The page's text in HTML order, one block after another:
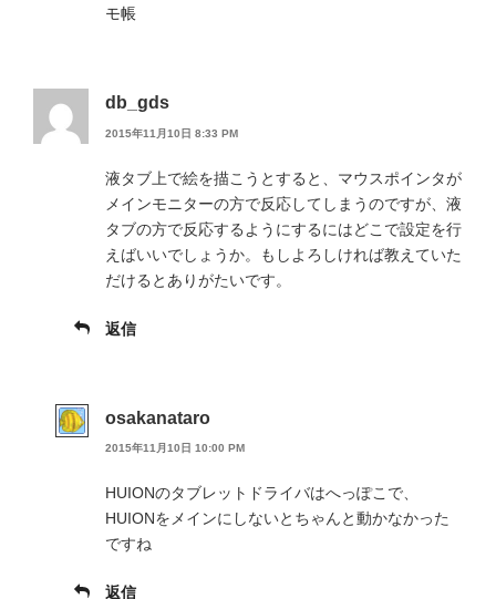
モ帳
db_gds
2015年11月10日 8:33 PM
液タブ上で絵を描こうとすると、マウスポインタが
メインモニターの方で反応してしまうのですが、液
タブの方で反応するようにするにはどこで設定を行
えばいいでしょうか。もしよろしければ教えていた
だけるとありがたいです。
返信
osakanataro
2015年11月10日 10:00 PM
HUIONのタブレットドライバはへっぽこで、
HUIONをメインにしないとちゃんと動かなかった
ですね
返信